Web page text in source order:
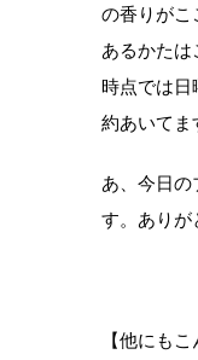
の香りがこ
あるかた
時点では日
約あいてま
あ、今日の
す。ありが
【他にも